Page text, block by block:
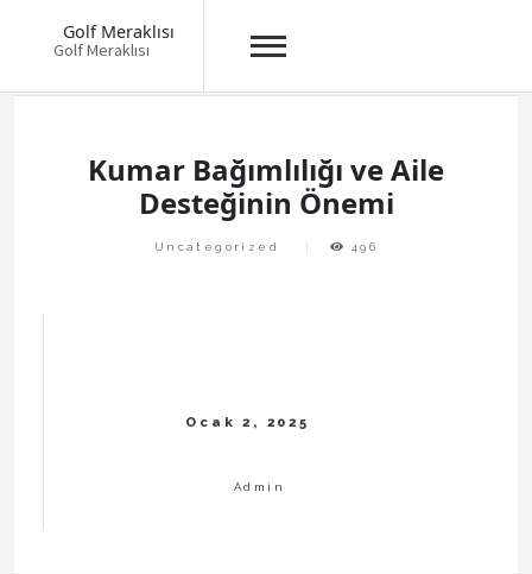
Golf Meraklısı
Golf Meraklısı
Kumar Bağımlılığı ve Aile
Desteğinin Önemi
Uncategorized 496